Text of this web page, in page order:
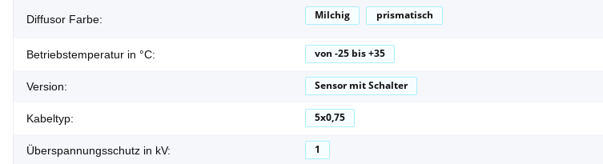
Diffusor Farbe: Milchig prismatisch
Betriebstemperatur in °C: von -25 bis +35
Version: Sensor mit Schalter
Kabeltyp: 5x0,75
Überspannungsschutz in kV: 1